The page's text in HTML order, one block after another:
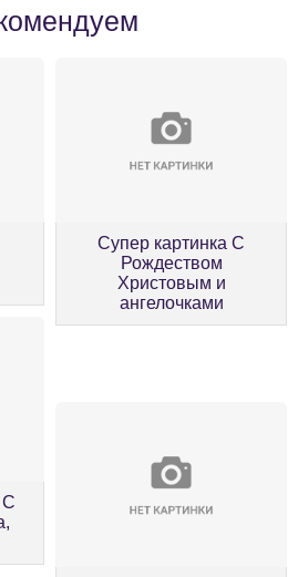
Супер картинка С
Рождеством
Христовым и
ангелочками
С